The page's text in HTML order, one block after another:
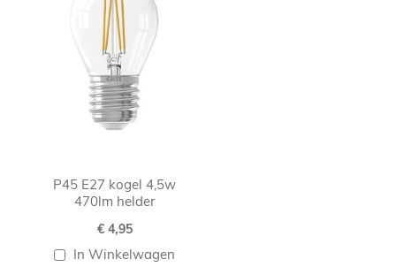
P45 E27 kogel 4,5w
470lm helder
€ 4,95
In Winkelwagen